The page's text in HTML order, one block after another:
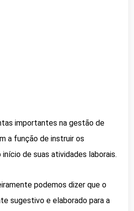
importantes na gestão de
a função de instruir os
de suas atividades laborais.
podemos dizer que o
sugestivo e elaborado para a